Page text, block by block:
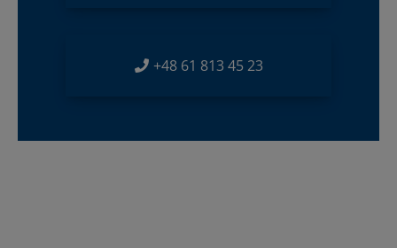
+48 61 813 45 23